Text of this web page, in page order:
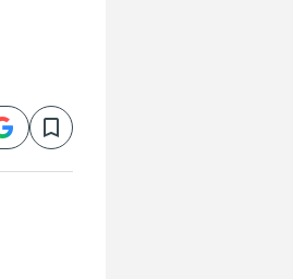
Save